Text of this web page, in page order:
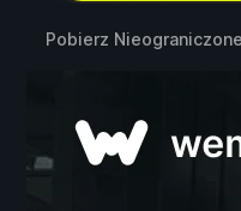
Pobierz